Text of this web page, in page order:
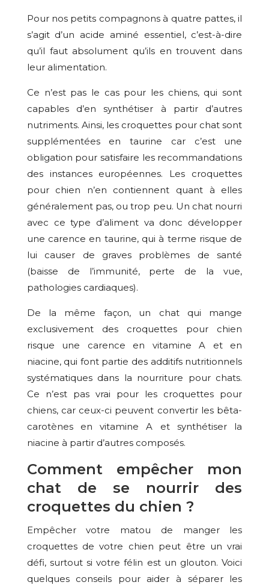
Pour nos petits compagnons à quatre pattes, il
s’agit d’un acide aminé essentiel, c’est-à-dire
qu’il faut absolument qu’ils en trouvent dans
leur alimentation.
Ce n’est pas le cas pour les chiens, qui sont
capables d’en synthétiser à partir d’autres
nutriments. Ainsi, les croquettes pour chat sont
supplémentées en taurine car c’est une
obligation pour satisfaire les recommandations
des instances européennes. Les croquettes
pour chien n’en contiennent quant à elles
généralement pas, ou trop peu. Un chat nourri
avec ce type d’aliment va donc développer
une carence en taurine, qui à terme risque de
lui causer de graves problèmes de santé
(baisse de l’immunité, perte de la vue,
pathologies cardiaques).
De la même façon, un chat qui mange
exclusivement des croquettes pour chien
risque une carence en vitamine A et en
niacine, qui font partie des additifs nutritionnels
systématiques dans la nourriture pour chats.
Ce n’est pas vrai pour les croquettes pour
chiens, car ceux-ci peuvent convertir les bêta-
carotènes en vitamine A et synthétiser la
niacine à partir d’autres composés.
Comment empêcher mon
chat de se nourrir des
croquettes du chien ?
Empêcher votre matou de manger les
croquettes de votre chien peut être un vrai
défi, surtout si votre félin est un glouton. Voici
quelques conseils pour aider à séparer les